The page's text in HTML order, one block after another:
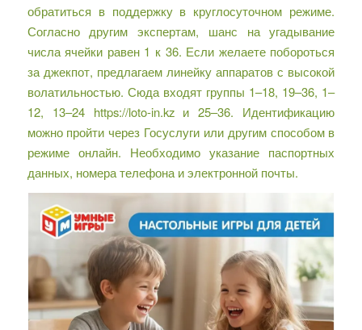
обратиться в поддержку в круглосуточном режиме.
Согласно другим экспертам, шанс на угадывание
числа ячейки равен 1 к 36. Если желаете побороться
за джекпот, предлагаем линейку аппаратов с высокой
волатильностью. Сюда входят группы 1–18, 19–36, 1–
12, 13–24 https://loto-in.kzи 25–36. Идентификацию
можно пройти через Госуслуги или другим способом в
режиме онлайн. Необходимо указание паспортных
данных, номера телефона и электронной почты.